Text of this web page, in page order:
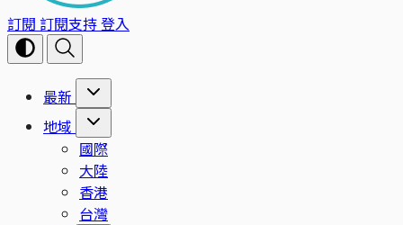
訂閱 訂閱支持登入
最新
地域
國際
大陸
香港
台灣